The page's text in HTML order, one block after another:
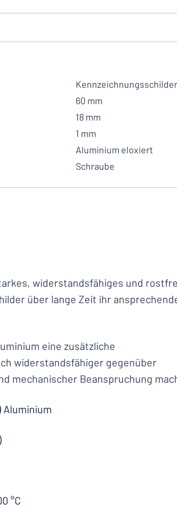
Kennzeichnungsschilder
60 mm
18 mm
1 mm
Aluminium eloxiert
Schraube
widerstandsfähiges und
über lange Zeit ihr
eine zusätzliche
widerstandsfähiger gegenüber
mechanischer Beanspruchung
°C